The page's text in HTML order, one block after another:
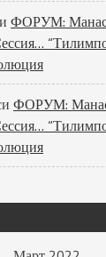
ФОРУМ:
ФОРУМ: